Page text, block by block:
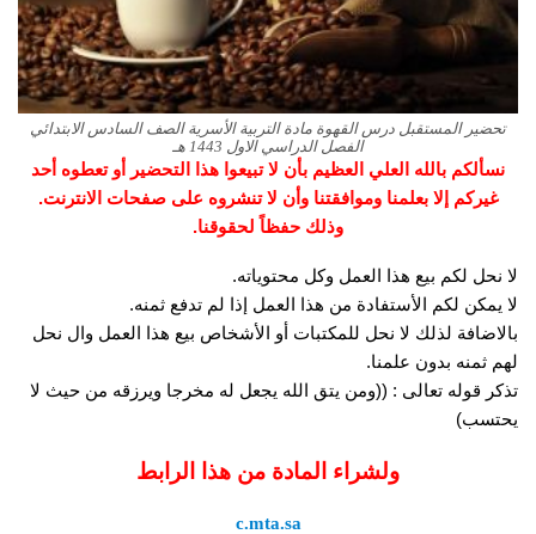
تحضير المستقبل درس القهوة مادة التربية الأسرية الصف السادس الابتدائي
الفصل الدراسي الاول 1443 هـ
نسألكم بالله العلي العظيم بأن لا تبيعوا هذا التحضير أو تعطوه أحد
غيركم إلا بعلمنا وموافقتنا وأن لا تنشروه على صفحات الانترنت.
وذلك حفظاً لحقوقنا.
لا نحل لكم بيع هذا العمل وكل محتوياته.
لا يمكن لكم الأستفادة من هذا العمل إذا لم تدفع ثمنه.
بالاضافة لذلك لا نحل للمكتبات أو الأشخاص بيع هذا العمل وال نحل
لهم ثمنه بدون علمنا.
تذكر قوله تعالى : ((ومن يتق الله يجعل له مخرجا ويرزقه من حيث لا
يحتسب)
ولشراء المادة من هذا الرابط
c.mta.sa